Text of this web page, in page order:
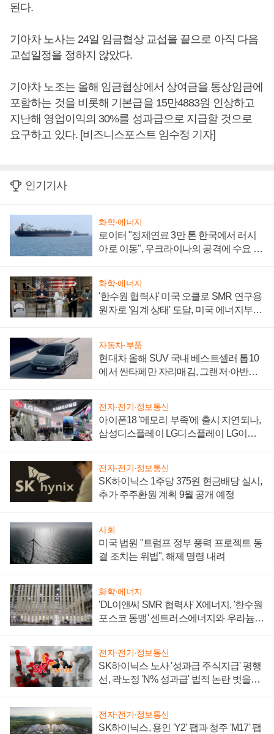
된다.
기아차 노사는 24일 임금협상 교섭을 끝으로 아직 다음
교섭일정을 정하지 않았다.
기아차 노조는 올해 임금협상에서 상여금을 통상임금에
포함하는 것을 비롯해 기본급을 15만4883원 인상하고
지난해 영업이익의 30%를 성과급으로 지급할 것으로
요구하고 있다. [비즈니스포스트 임수정 기자]
인기기사
화학·에너지
로이터 "정제연료 3만 톤 한국에서 러시
아로 이동", 우크라이나의 공격에 수요 늘
화학·에너지
'한수원 협력사' 미국 오클로 SMR 연구용
원자로 '임계 상태' 도달, 미국 에너지부
자동차·부품
현대차 올해 SUV 국내 베스트셀러 톱10
에서 싼타페만 자리매김, 그랜저·아반떼
전자·전기·정보통신
아이폰18 '메모리 부족'에 출시 지연되나,
삼성디스플레이 LG디스플레이 LG이노
전자·전기·정보통신
SK하이닉스 1주당 375원 현금배당 실시,
추가 주주환원 계획 9월 공개 예정
사회
미국 법원 "트럼프 정부 풍력 프로젝트 동
결 조치는 위법", 해제 명령 내려
화학·에너지
'DL이앤씨 SMR 협력사' X에너지, '한수원
포스코 동맹' 센트러스에너지와 우라늄
전자·전기·정보통신
SK하이닉스 노사 '성과급 주식지급' 평행
선, 곽노정 'N% 성과급' 법적 논란 벗을지
전자·전기·정보통신
SK하이닉스, 용인 'Y2' 팹과 청주 'M17' 팹